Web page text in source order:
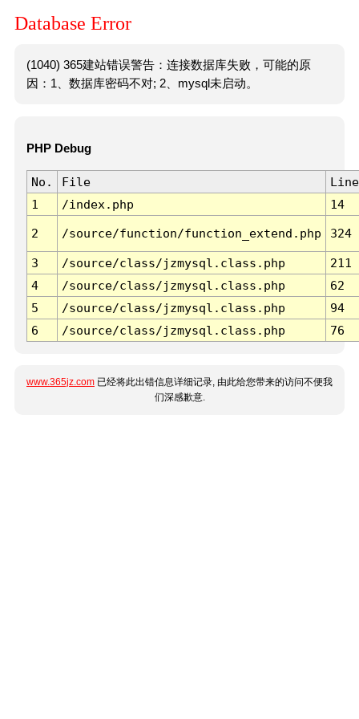
Database Error
(1040) 365建站错误警告：连接数据库失败，可能的原
因：1、数据库密码不对; 2、mysql未启动。
PHP Debug
No. File
Line
1
/index.php 14
2 /source/function/function_extend.php 324
3 /source/class/jzmysql.class.php
211
4
/source/class/jzmysql.class.php
62
5
/source/class/jzmysql.class.php
94
6
/source/class/jzmysql.class.php 76
www.365jz.com 已经将此出错信息详细记录, 由此给您带来的访问不便我
们深感歉意.